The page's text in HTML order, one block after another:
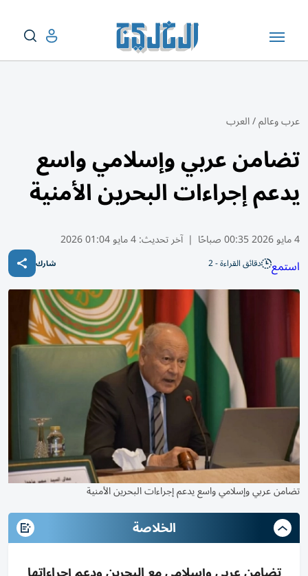
عرب وعالم/العرب
تضامن عربي وإسلامي واسع
يدعم إجراءات البحرين الأمنية
4 مايو 2026 00:35 صباحًا | آخر تحديث:4 مايو 01:04 2026
استمع دقائق القراءة - 2 شارك
تضامن عربي وإسلامي واسع يدعم إجراءات البحرين الأمنية
الخلاصة